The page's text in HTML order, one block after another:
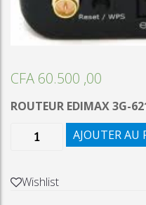
CFA 60.500 ,00
ROUTEUR EDIMAX 3G-
quantité
EDIMAX
AJOUTER AU
Wishlist